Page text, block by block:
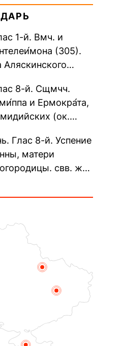
1-й. Вмч. и
(305).
Аляскинского
Христа
8-й. Сщмчч.
и Ермокра́та,
(ок.
в Ближних
Глас 8-й. Успение
матери
свв. жен
девы,...